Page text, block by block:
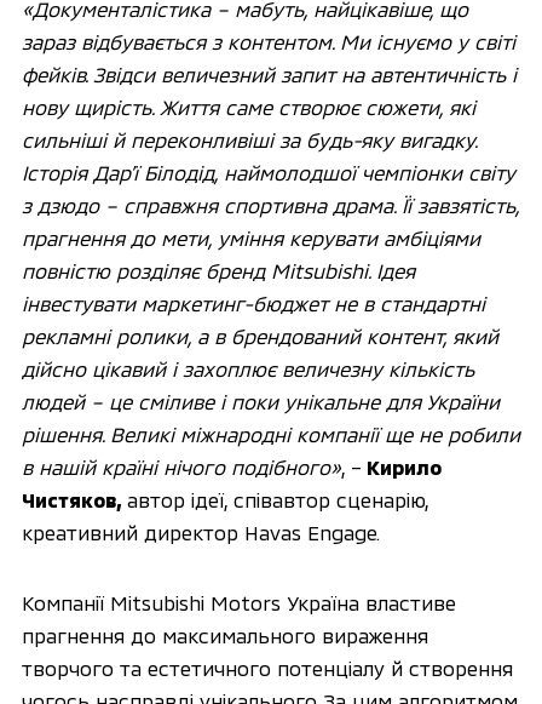
«Документалістика – мабуть, найцікавіше, що
зараз відбувається з контентом. Ми існуємо у світі
фейків. Звідси величезний запит на автентичність і
нову щирість. Життя саме створює сюжети, які
сильніші й переконливіші за будь-яку вигадку.
Історія Дар’ї Білодід, наймолодшої ​​чемпіонки світу
з дзюдо – справжня спортивна драма. Її завзятість,
прагнення до мети, уміння керувати амбіціями
повністю розділяє бренд Mitsubishi. Ідея
інвестувати маркетинг-бюджет не в стандартні
рекламні ролики, а в брендований контент, який
дійсно цікавий і захоплює величезну кількість
людей – це сміливе і поки унікальне для України
рішення. Великі міжнародні компанії ще не робили
в нашій країні нічого подібного», – Кирило
Чистяков, автор ідеї, співавтор сценарію,
креативний директор Havas Engage.
Компанії Mitsubishi Motors Україна властиве
прагнення до максимального вираження
творчого та естетичного потенціалу й створення